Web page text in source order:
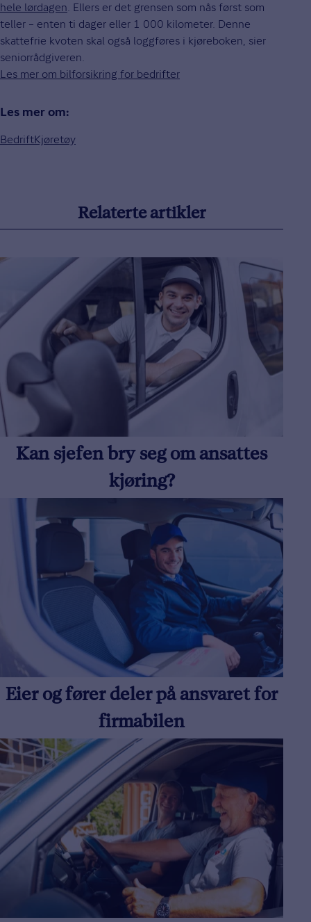
hele lørdagen. Ellers er det grensen som nås først som
teller – enten ti dager eller 1 000 kilometer. Denne
skattefrie kvoten skal også loggføres i kjøreboken, sier
seniorrådgiveren.
Les mer om bilforsikring for bedrifter
Les mer om:
BedriftKjøretøy
Relaterte artikler
Kan sjefen bry seg om ansattes
kjøring?
Eier og fører deler på ansvaret for
firmabilen